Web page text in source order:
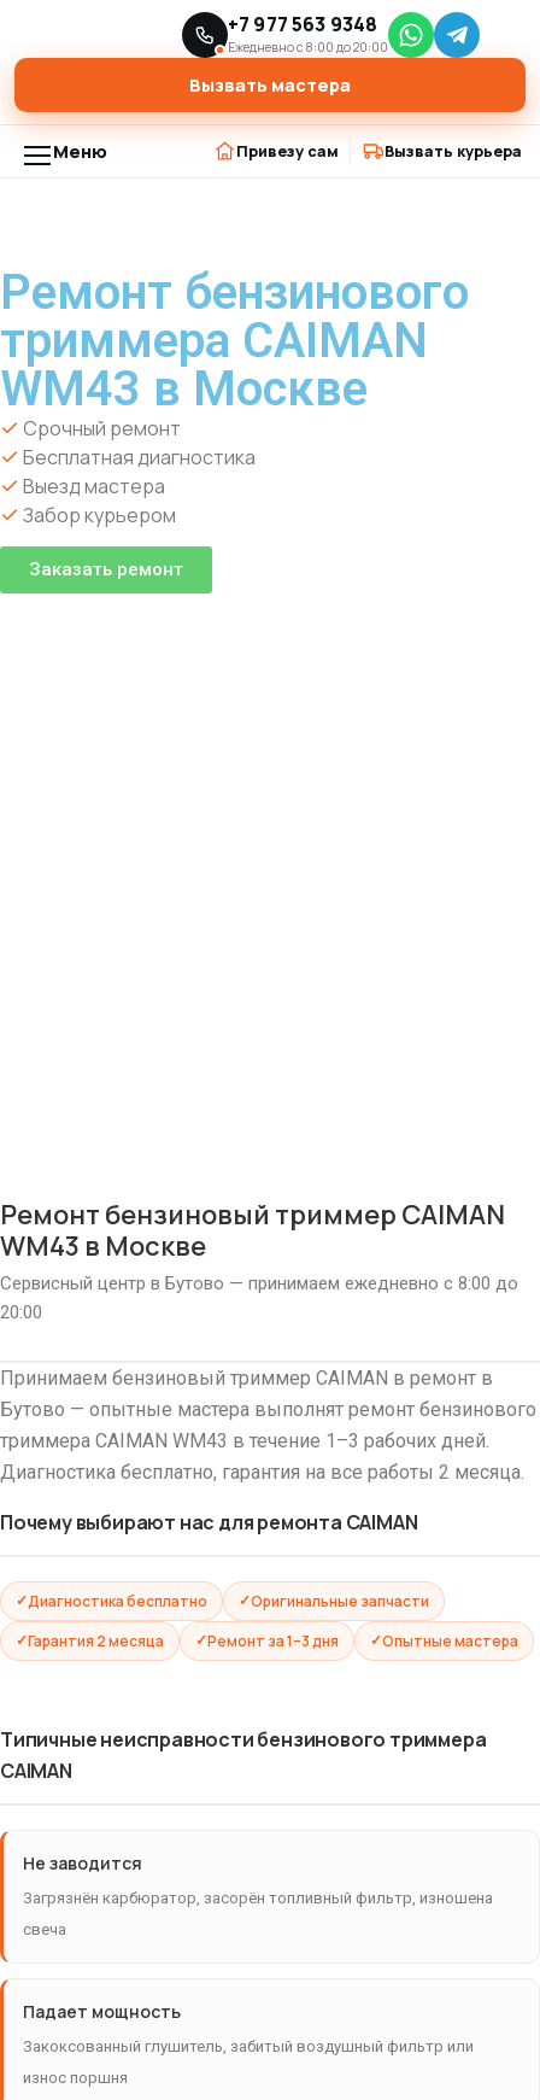
Модели триммеров ›
Ремонт бензинового триммера CAIMAN WM43 в Москве
+7 977 563 9348
Ежедневно с 8:00 до 20:00
Вызвать мастера
Меню Привезу сам Вызвать курьера
Ремонт бензинового
триммера CAIMAN
WM43 в Москве
Срочный ремонт
Бесплатная диагностика
Выезд мастера
Забор курьером
Заказать ремонт
Ремонт бензиновый триммер CAIMAN
WM43 в Москве
Сервисный центр в Бутово — принимаем ежедневно с 8:00 до
20:00
Принимаем бензиновый триммер CAIMAN в ремонт в
Бутово — опытные мастера выполнят ремонт бензинового
триммера CAIMAN WM43 в течение 1–3 рабочих дней.
Диагностика бесплатно, гарантия на все работы 2 месяца.
Почему выбирают нас для ремонта CAIMAN
Диагностика бесплатно
Оригинальные запчасти
Гарантия 2 месяца
Ремонт за 1–3 дня Опытные мастера
Типичные неисправности бензинового триммера
CAIMAN
Не заводится
Загрязнён карбюратор, засорён топливный фильтр, изношена
свеча
Падает мощность
Закоксованный глушитель, забитый воздушный фильтр или
износ поршня